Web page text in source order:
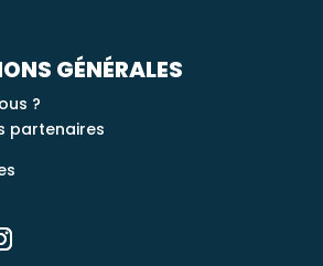
GÉNÉRALES
?
partenaires